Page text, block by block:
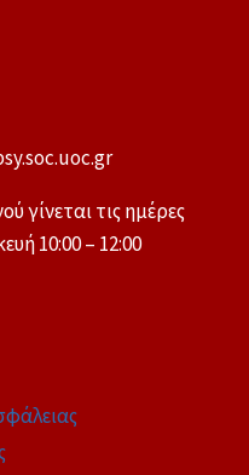
γίνεται τις ημέρες
10:00 – 12:00